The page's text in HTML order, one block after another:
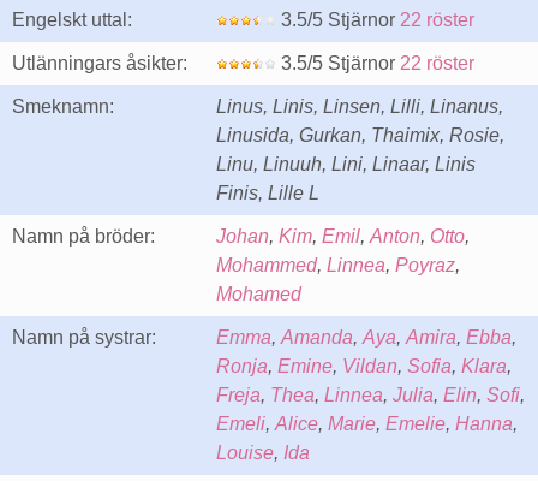
Engelskt uttal: 3.5/5 Stjärnor 22 röster
Utlänningars åsikter: 3.5/5 Stjärnor 22 röster
Smeknamn:
Linus, Linis, Linsen, Lilli, Linanus,
Linusida, Gurkan, Thaimix, Rosie,
Linu, Linuuh, Lini, Linaar, Linis
Finis, Lille L
Namn på bröder: Johan, Kim, Emil, Anton, Otto,
Mohammed, Linnea, Poyraz,
Mohamed
Namn på systrar: Emma, Amanda, Aya, Amira, Ebba,
Ronja, Emine, Vildan, Sofia, Klara,
Freja, Thea, Linnea, Julia, Elin, Sofi,
Emeli, Alice, Marie, Emelie, Hanna,
Louise, Ida